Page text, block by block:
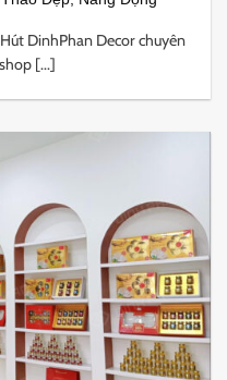
DinhPhan Decor chuyên
[...]